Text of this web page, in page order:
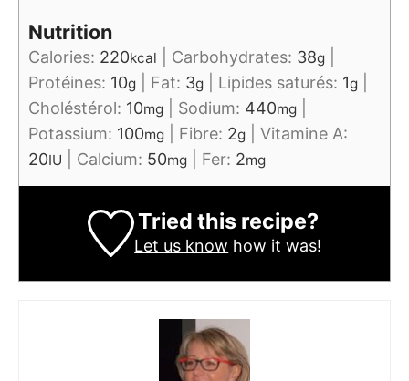
Nutrition
Calories: 220kcal Carbohydrates: 38g
Protéines: 10g Fat: 3g Lipides saturés: 1g
Choléstérol: 10mg Sodium: 440mg
Potassium: 100mg Fibre: 2g
Vitamine A:
20IU Calcium: 50mg Fer: 2mg
Tried this recipe?
Let us know how it was!